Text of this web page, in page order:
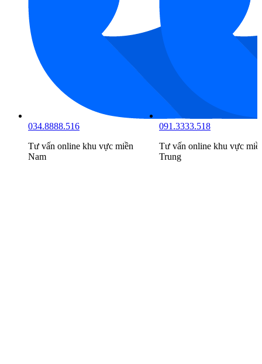
vấn online khu vựcmiền
091.3333.518
Tư vấn online khu vựcmiền